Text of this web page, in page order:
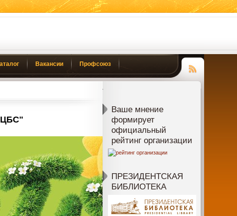
Вакансии Профсоюз
Чтение
ЦБС"
Ваше мнение
формирует
официальный
рейтинг организации
ПРЕЗИДЕНТСКАЯ
БИБЛИОТЕКА